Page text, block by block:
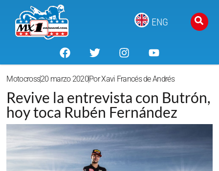
ENG
Motocross20 marzo 2020PorXavi Francés de Andrés
Revive la entrevista con Butrón,
hoy toca Rubén Fernández